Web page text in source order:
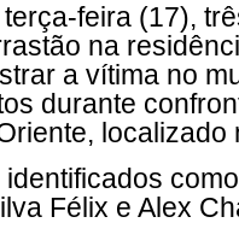
feira (17),
na
a vítima no
durante
localizado
Félix e Alex